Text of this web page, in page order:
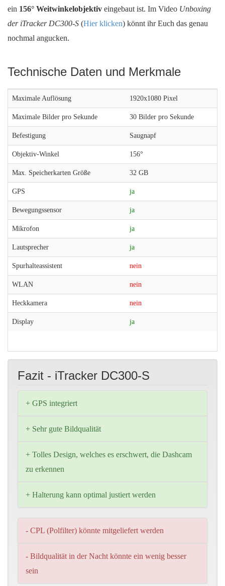
ein 156° Weitwinkelobjektiv eingebaut ist. Im Video Unboxing
der iTracker DC300-S (Hier klicken) könnt ihr Euch das genau
nochmal angucken.
Technische Daten und Merkmale
Maximale Auflösung 1920x1080 Pixel
Maximale Bilder pro Sekunde 30 Bilder pro Sekunde
Befestigung Saugnapf
Objektiv-Winkel 156°
Max. Speicherkarten Größe 32 GB
GPS ja
Bewegungssensor ja
Mikrofon ja
Lautsprecher ja
Spurhalteassistent nein
WLAN nein
Heckkamera nein
Display ja
Fazit - iTracker DC300-S
+ GPS integriert
+ Sehr gute Bildqualität
+ Tolles Design, welches es erschwert, die Dashcam
zu erkennen
+ Halterung kann optimal justiert werden
- CPL (Polfilter) könnte mitgeliefert werden
- Bildqualität in der Nacht könnte ein wenig besser
sein